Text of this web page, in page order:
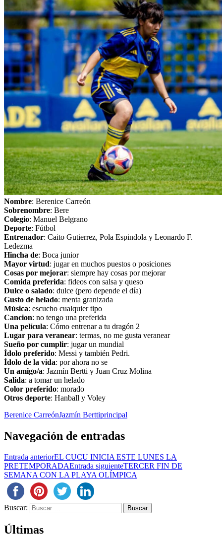
Nombre: Berenice Carreón
Sobrenombre: Bere
Colegio: Manuel Belgrano
Deporte: Fútbol
Entrenador: Caito Gutierrez, Pola Espindola y Leonardo F.
Ledezma
Hincha de: Boca junior
Mayor virtud: jugar en muchos puestos o posiciones
Cosas por mejorar: siempre hay cosas por mejorar
Comida preferida: fideos con salsa y queso
Dulce o salado: dulce (pero depende el día)
Gusto de helado: menta granizada
Música: escucho cualquier tipo
Cancion: no tengo una preferida
Una película: Cómo entrenar a tu dragón 2
Lugar para veranear: termas, no me gusta veranear
Sueño por cumplir: jugar un mundial
Ídolo preferido: Messi y también Pedri.
Ídolo de la vida: por ahora no se
Un amigo/a: Jazmín Bertti y Juan Cruz Molina
Salida: a tomar un helado
Color preferido: morado
Otros deporte: Hanball y Voley
Berenice CarreónJazmín Berttiprincipal
Navegación de entradas
Entrada anteriorEL CUCU INICIA ESTE LUNES LA
PRETEMPORADAEntrada siguienteTERCER FIN DE
SEMANA CON LA PLAYA OLÍMPICA
Buscar:
Últimas